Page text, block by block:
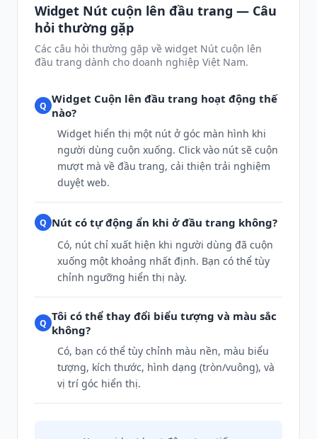
Widget Nút cuộn lên đầu trang — Câu
hỏi thường gặp
Các câu hỏi thường gặp về widget Nút cuộn lên
đầu trang dành cho doanh nghiệp Việt Nam.
Widget Cuộn lên đầu trang hoạt động thế
nào?
Widget hiển thị một nút ở góc màn hình khi
người dùng cuộn xuống. Click vào nút sẽ cuộn
mượt mà về đầu trang, cải thiện trải nghiệm
duyệt web.
Nút có tự động ẩn khi ở đầu trang không?
Có, nút chỉ xuất hiện khi người dùng đã cuộn
xuống một khoảng nhất định. Bạn có thể tùy
chỉnh ngưỡng hiển thị này.
Tôi có thể thay đổi biểu tượng và màu sắc
không?
Có, bạn có thể tùy chỉnh màu nền, màu biểu
tượng, kích thước, hình dạng (tròn/vuông), và
vị trí góc hiển thị.